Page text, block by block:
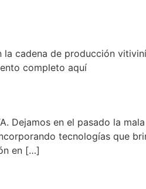
cadena de producción
completo aquí
Dejamos en el pasado la
tecnologías que
en […]